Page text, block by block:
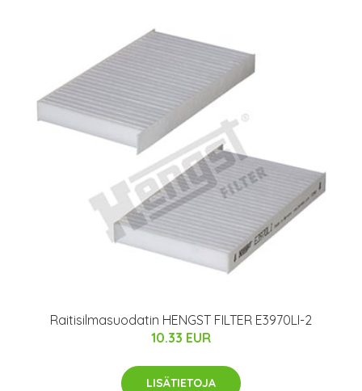
Raitisilmasuodatin HENGST FILTER E3970LI-2
10.33 EUR
LISÄTIETOJA